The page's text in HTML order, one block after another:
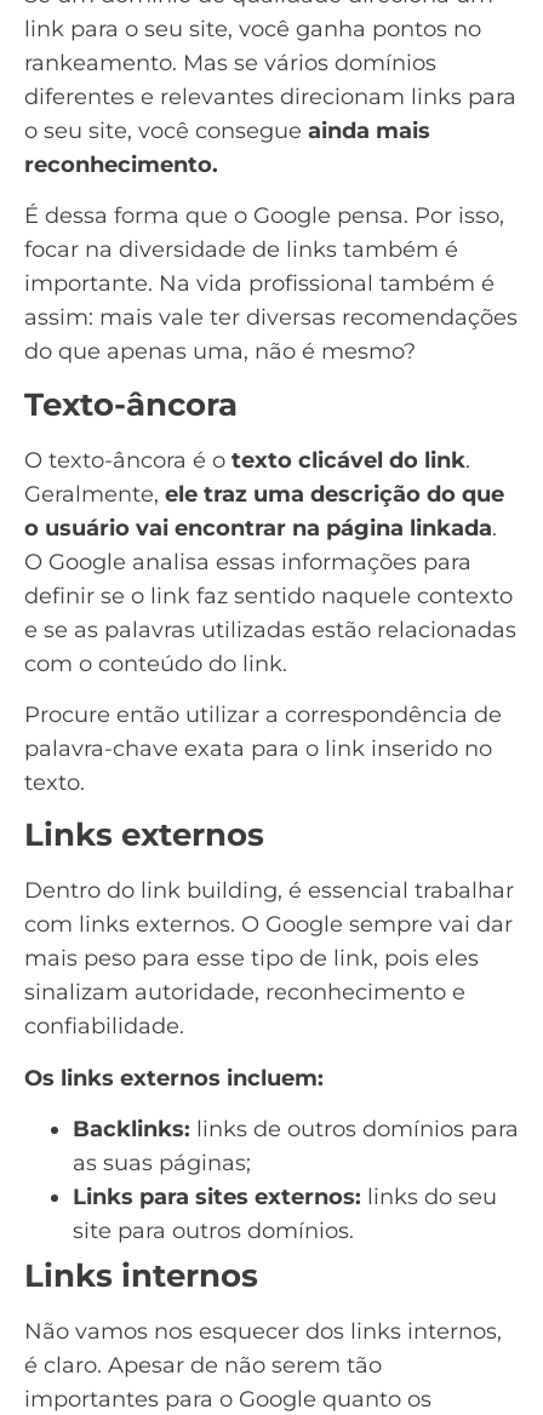
link para o seu site, você ganha pontos no
rankeamento. Mas se vários domínios
diferentes e relevantes direcionam links para
o seu site, você consegue ainda mais
reconhecimento.
É dessa forma que o Google pensa. Por isso,
focar na diversidade de links também é
importante. Na vida profissional também é
assim: mais vale ter diversas recomendações
do que apenas uma, não é mesmo?
Texto-âncora
O texto-âncora é o texto clicável do link.
Geralmente, ele traz uma descrição do que
o usuário vai encontrar na página linkada.
O Google analisa essas informações para
definir se o link faz sentido naquele contexto
e se as palavras utilizadas estão relacionadas
com o conteúdo do link.
Procure então utilizar a correspondência de
palavra-chave exata para o link inserido no
texto.
Links externos
Dentro do link building, é essencial trabalhar
com links externos. O Google sempre vai dar
mais peso para esse tipo de link, pois eles
sinalizam autoridade, reconhecimento e
confiabilidade.
Os links externos incluem:
Backlinks: links de outros domínios para
as suas páginas;
Links para sites externos: links do seu
site para outros domínios.
Links internos
Não vamos nos esquecer dos links internos,
é claro. Apesar de não serem tão
importantes para o Google quanto os